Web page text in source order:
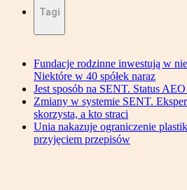
Tagi
Fundacje rodzinne inwestują w
Niektóre w 40 spółek naraz
Jest sposób na SENT. Status
Zmiany w systemie SENT.
skorzysta, a kto straci
Unia nakazuje ograniczenie
przyjęciem przepisów